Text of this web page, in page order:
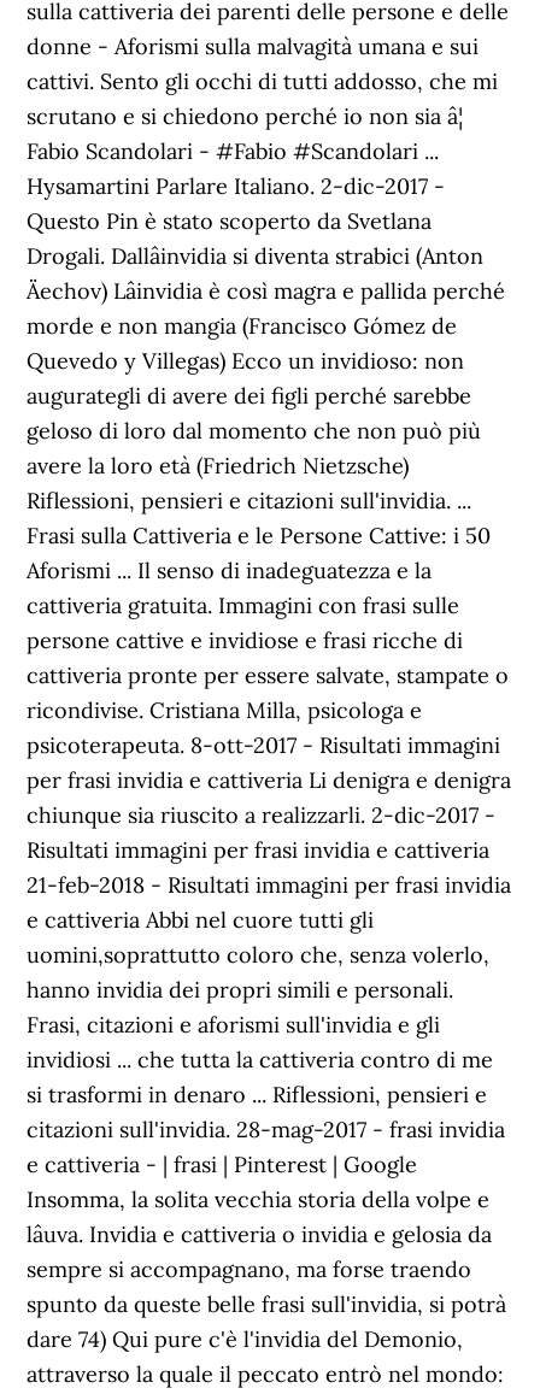
sulla cattiveria dei parenti delle persone e delle
donne - Aforismi sulla malvagità umana e sui
cattivi. Sento gli occhi di tutti addosso, che mi
scrutano e si chiedono perché io non sia â¦
Fabio Scandolari - #Fabio #Scandolari ...
Hysamartini Parlare Italiano. 2-dic-2017 -
Questo Pin è stato scoperto da Svetlana
Drogali. Dallâinvidia si diventa strabici (Anton
Äechov) Lâinvidia è così magra e pallida perché
morde e non mangia (Francisco Gómez de
Quevedo y Villegas) Ecco un invidioso: non
augurategli di avere dei figli perché sarebbe
geloso di loro dal momento che non può più
avere la loro età (Friedrich Nietzsche)
Riflessioni, pensieri e citazioni sull'invidia. ...
Frasi sulla Cattiveria e le Persone Cattive: i 50
Aforismi ... Il senso di inadeguatezza e la
cattiveria gratuita. Immagini con frasi sulle
persone cattive e invidiose e frasi ricche di
cattiveria pronte per essere salvate, stampate o
ricondivise. Cristiana Milla, psicologa e
psicoterapeuta. 8-ott-2017 - Risultati immagini
per frasi invidia e cattiveria Li denigra e denigra
chiunque sia riuscito a realizzarli. 2-dic-2017 -
Risultati immagini per frasi invidia e cattiveria
21-feb-2018 - Risultati immagini per frasi invidia
e cattiveria Abbi nel cuore tutti gli
uomini,soprattutto coloro che, senza volerlo,
hanno invidia dei propri simili e personali.
Frasi, citazioni e aforismi sull'invidia e gli
invidiosi ... che tutta la cattiveria contro di me
si trasformi in denaro ... Riflessioni, pensieri e
citazioni sull'invidia. 28-mag-2017 - frasi invidia
e cattiveria - | frasi | Pinterest | Google
Insomma, la solita vecchia storia della volpe e
lâuva. Invidia e cattiveria o invidia e gelosia da
sempre si accompagnano, ma forse traendo
spunto da queste belle frasi sull'invidia, si potrà
dare 74) Qui pure c'è l'invidia del Demonio,
attraverso la quale il peccato entrò nel mondo: